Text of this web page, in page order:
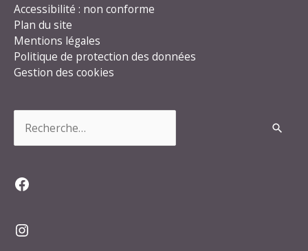
Accessibilité : non conforme
Plan du site
Mentions légales
Politique de protection des données
Gestion des cookies
Facebook
Instagram